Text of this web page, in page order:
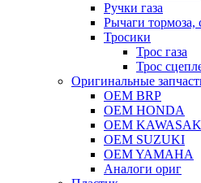
Ручки газа
Рычаги тормоза,
Тросики
Трос газа
Трос
Оригинальные
OEM BRP
OEM HONDA
OEM
OEM SUZUKI
OEM YAMAHA
Аналоги ориг